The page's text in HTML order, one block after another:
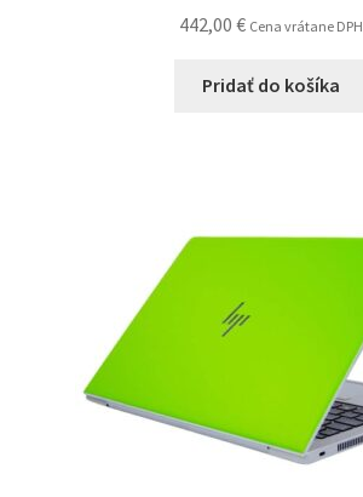
442,00 € Cena vrátane DPH
Pridať do košíka